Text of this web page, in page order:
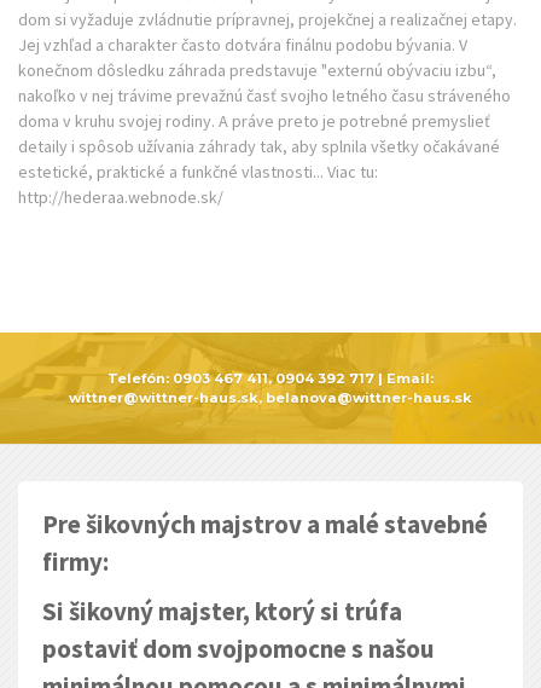
dom si vyžaduje zvládnutie prípravnej, projekčnej a realizačnej etapy.
Jej vzhľad a charakter často dotvára finálnu podobu bývania. V
konečnom dôsledku záhrada predstavuje "externú obývaciu izbu“,
nakoľko v nej trávime prevažnú časť svojho letného času stráveného
doma v kruhu svojej rodiny. A práve preto je potrebné premyslieť
detaily i spôsob užívania záhrady tak, aby splnila všetky očakávané
estetické, praktické a funkčné vlastnosti... Viac tu:
http://hederaa.webnode.sk/
Telefón: 0903 467 411, 0904 392 717 | Email:
wittner@wittner-haus.sk, belanova@wittner-haus.sk
Pre šikovných majstrov a malé stavebné
firmy:
Si šikovný majster, ktorý si trúfa
postaviť dom svojpomocne s našou